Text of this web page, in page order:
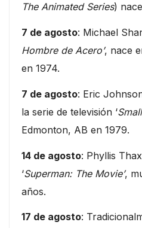
The Animated Series)
7 de agosto: Michael
Hombre de Acero’, nace
en 1974.
7 de agosto: Eric
la serie de televisión ‘
Edmonton, AB en 1979.
14 de agosto: Phyllis
‘Superman: The Movie’,
años.
17 de agosto: